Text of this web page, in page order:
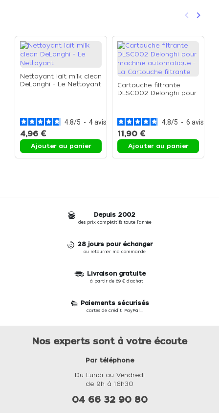
Précédent
keyboard_arrow_left keyboard_arrow_right
Nettoyant lait milk clean
DeLonghi - Le Nettoyant
4.8/5 - 4avis
4,96 €
Ajouter au panier
Cartouche filtrante
DLSC002 Delonghi pour
4.8/5 - 6 avis
11,90 €
Ajouter au panier
Depuis 2002
des prix compétitifs toute l'année
28 jours pour échanger
ou retourner ma commande
Livraison gratuite
à partir de 69 € d'achat
Paiements sécurisés
cartes de crédit, PayPal...
Nos experts sont à votre écoute
Par téléphone
Du Lundi au Vendredi
de 9h à 16h30
04 66 32 90 80